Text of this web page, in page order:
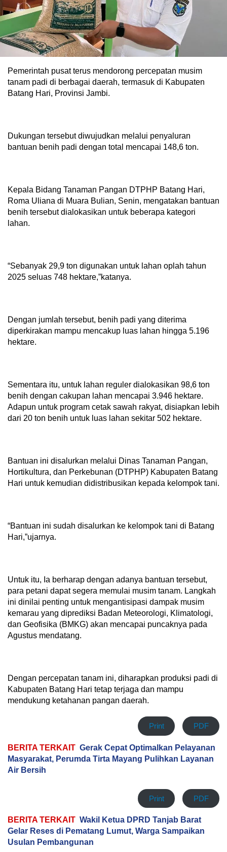
Pemerintah pusat terus mendorong percepatan musim
tanam padi di berbagai daerah, termasuk di Kabupaten
Batang Hari, Provinsi Jambi.
Dukungan tersebut diwujudkan melalui penyaluran
bantuan benih padi dengan total mencapai 148,6 ton.
Kepala Bidang Tanaman Pangan DTPHP Batang Hari,
Roma Uliana di Muara Bulian, Senin, mengatakan bantuan
benih tersebut dialokasikan untuk beberapa kategori
lahan.
“Sebanyak 29,9 ton digunakan untuk lahan oplah tahun
2025 seluas 748 hektare,”katanya.
Dengan jumlah tersebut, benih padi yang diterima
diperkirakan mampu mencakup luas lahan hingga 5.196
hektare.
Sementara itu, untuk lahan reguler dialokasikan 98,6 ton
benih dengan cakupan lahan mencapai 3.946 hektare.
Adapun untuk program cetak sawah rakyat, disiapkan lebih
dari 20 ton benih untuk luas lahan sekitar 502 hektare.
Bantuan ini disalurkan melalui Dinas Tanaman Pangan,
Hortikultura, dan Perkebunan (DTPHP) Kabupaten Batang
Hari untuk kemudian didistribusikan kepada kelompok tani.
“Bantuan ini sudah disalurkan ke kelompok tani di Batang
Hari,”ujarnya.
Untuk itu, Ia berharap dengan adanya bantuan tersebut,
para petani dapat segera memulai musim tanam. Langkah
ini dinilai penting untuk mengantisipasi dampak musim
kemarau yang diprediksi Badan Meteorologi, Klimatologi,
dan Geofisika (BMKG) akan mencapai puncaknya pada
Agustus mendatang.
Dengan percepatan tanam ini, diharapkan produksi padi di
Kabupaten Batang Hari tetap terjaga dan mampu
mendukung ketahanan pangan daerah.
Print PDF
BERITA TERKAIT Gerak Cepat Optimalkan Pelayanan
Masyarakat, Perumda Tirta Mayang Pulihkan Layanan
Air Bersih
Print PDF
BERITA TERKAIT Wakil Ketua DPRD Tanjab Barat
Gelar Reses di Pematang Lumut, Warga Sampaikan
Usulan Pembangunan